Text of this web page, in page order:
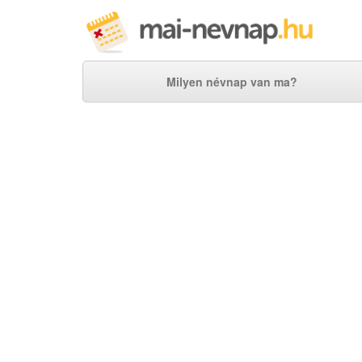
Milyen névnap van ma?